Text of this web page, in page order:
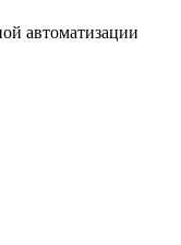
автоматизации